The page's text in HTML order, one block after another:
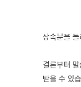
상속분을
결론부터
받을 수 있